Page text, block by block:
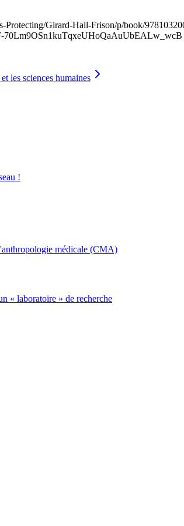
Girard-Hall-Frison/p/book/
les sciences humaines
!
médicale (CMA)
« laboratoire » de recherche